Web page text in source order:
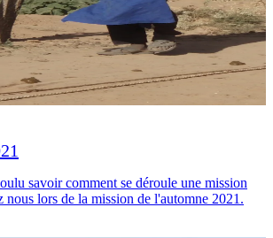
savoir comment se déroule une mission
nous lors de la mission de l'automne 2021.